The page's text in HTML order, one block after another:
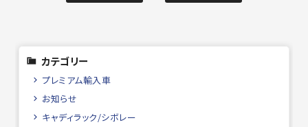
カテゴリー
プレミアム輸入車
お知らせ
キャディラック/シボレー